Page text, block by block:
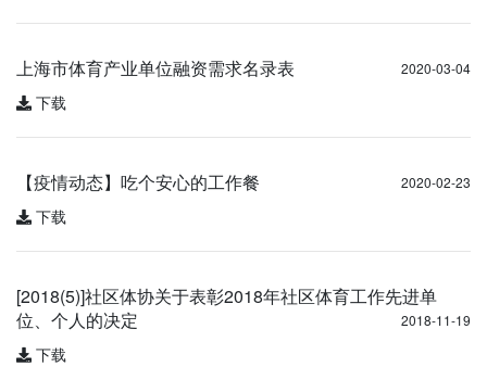
上海市体育产业单位融资需求名录表 2020-03-04
下载
【疫情动态】吃个安心的工作餐 2020-02-23
下载
[2018(5)]社区体协关于表彰2018年社区体育工作先进单
位、个人的决定
2018-11-19
下载